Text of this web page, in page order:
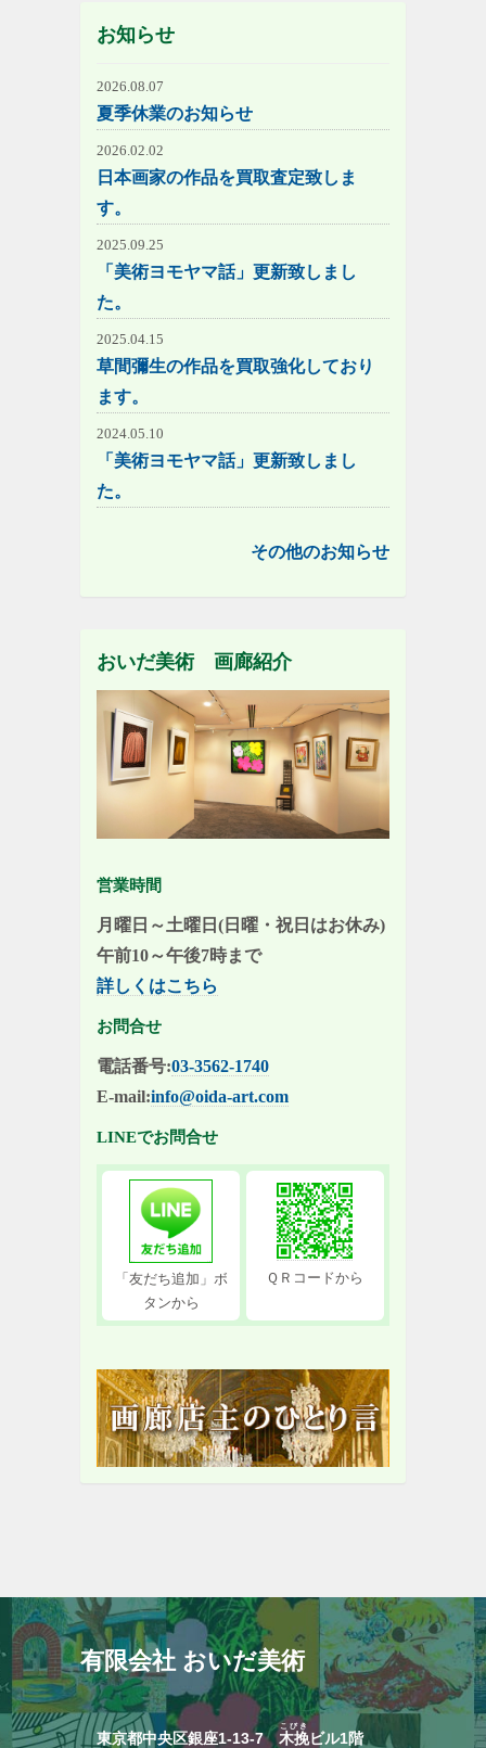
お知らせ
2026.08.07
夏季休業のお知らせ
2026.02.02
日本画家の作品を買取査定致しま
す。
2025.09.25
「美術ヨモヤマ話」更新致しまし
た。
2025.04.15
草間彌生の作品を買取強化しており
ます。
2024.05.10
「美術ヨモヤマ話」更新致しまし
た。
その他のお知らせ
おいだ美術 画廊紹介
営業時間
月曜日～土曜日(日曜・祝日はお休み)
午前10～午後7時まで
詳しくはこちら
お問合せ
電話番号:03-3562-1740
E-mail:info@oida-art.com
LINEでお問合せ
「友だち追加」ボ
タンから
ＱＲコードから
有限会社 おいだ美術
東京都中央区銀座1-13-7木挽
こびき
ビル1階